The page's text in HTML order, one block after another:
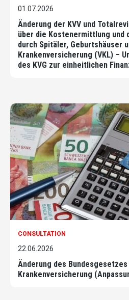
01.07.2026
Änderung der KVV und
über die Kostenermittlung und
durch Spitäler, Geburtshäuser
Krankenversicherung (VKL) –
des KVG zur einheitlichen
CONSULTATION
22.06.2026
Änderung des
Krankenversicherung